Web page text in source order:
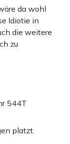
da wohl
Idiotie in
die weitere
zu
544T
platzt.